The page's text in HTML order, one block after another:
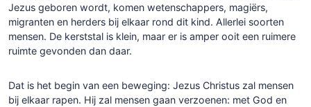
Jezus geboren wordt, komen wetenschappers, magiërs,
migranten en herders bij elkaar rond dit kind. Allerlei soorten
mensen. De kerststal is klein, maar er is amper ooit een ruimere
ruimte gevonden dan daar.
Dat is het begin van een beweging: Jezus Christus zal mensen
bij elkaar rapen. Hij zal mensen gaan verzoenen: met God en